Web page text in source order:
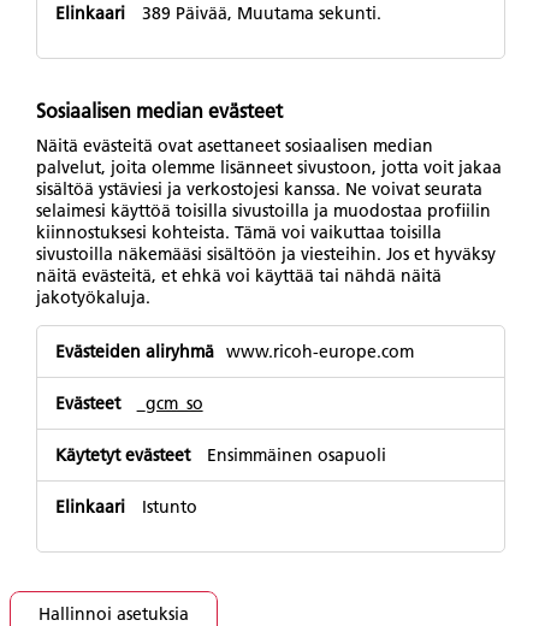
389 Päivää, Muutama sekunti.
Sosiaalisen median evästeet
Näitä evästeitä ovat asettaneet sosiaalisen median
palvelut, joita olemme lisänneet sivustoon, jotta voit jakaa
sisältöä ystäviesi ja verkostojesi kanssa. Ne voivat seurata
selaimesi käyttöä toisilla sivustoilla ja muodostaa profiilin
kiinnostuksesi kohteista. Tämä voi vaikuttaa toisilla
sivustoilla näkemääsi sisältöön ja viesteihin. Jos et hyväksy
näitä evästeitä, et ehkä voi käyttää tai nähdä näitä
jakotyökaluja.
Sosiaalisen
median
evästeet
www.ricoh-europe.com
_gcm_so
Ensimmäinen osapuoli
Istunto
Hallinnoi asetuksia